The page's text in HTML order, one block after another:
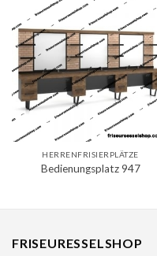
HERRENFRISIERPLÄTZE
Bedienungsplatz 947
FRISEURESSELSHOP